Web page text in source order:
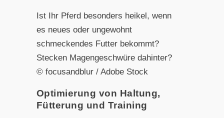
Ist Ihr Pferd besonders heikel, wenn
es neues oder ungewohnt
schmeckendes Futter bekommt?
Stecken Magengeschwüre dahinter?
© focusandblur / Adobe Stock
Optimierung von Haltung,
Fütterung und Training